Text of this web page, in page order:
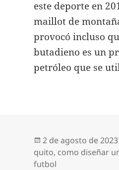
este deporte en
maillot de
provocó incluso
butadieno es un
petróleo que se
Publicado
el
2 de agosto de 2023
quito, como diseñar
futbol